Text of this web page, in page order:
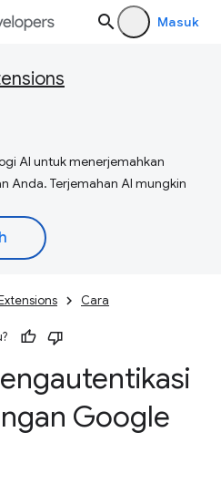
Masuk
AI untuk menerjemahkan
Anda. Terjemahan AI mungkin
Cara
Google